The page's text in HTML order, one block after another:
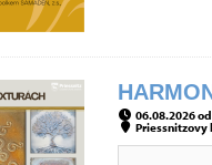
06.08.2026
Priessnitzovy